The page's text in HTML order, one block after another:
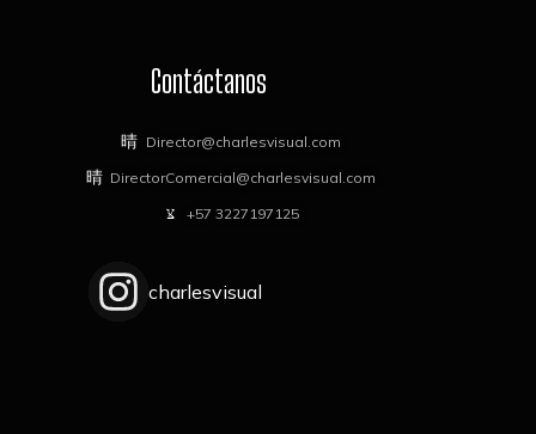
Contáctanos
Director@charlesvisual.com
DirectorComercial@charlesvisual.com
+57 3227197125
charlesvisual